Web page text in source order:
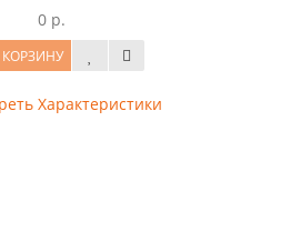
0 р.
КОРЗИНУ
Характеристики